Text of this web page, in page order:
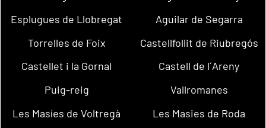
Esplugues de Llobregat
Aguilar de Segarra
Torrelles de Foix
Castellfollit de Riubregós
Castellet i la Gornal
Castell de l´Areny
Puig-reig
Vallromanes
Les Masíes de Voltregà
Les Masies de Roda